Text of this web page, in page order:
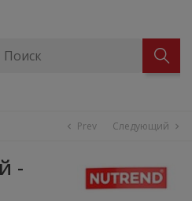
chevron_left Prev Следующий chevron_right
-